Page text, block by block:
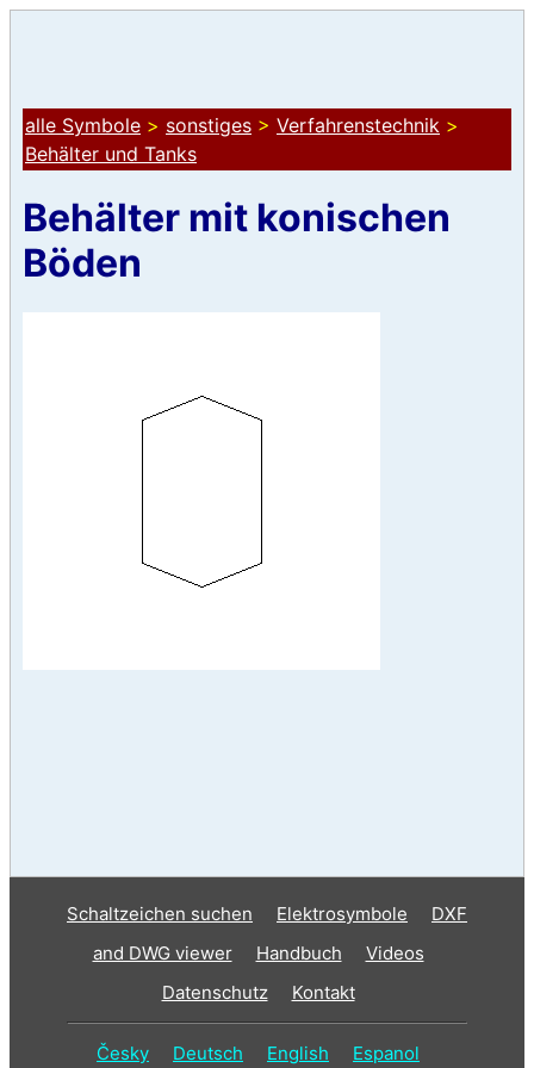
alle Symbole > sonstiges > Verfahrenstechnik >
Behälter und Tanks
Behälter mit konischen
Böden
Schaltzeichen suchen Elektrosymbole
DXF
and DWG viewer
Handbuch
Videos
Datenschutz
Kontakt
Česky Deutsch English Espanol